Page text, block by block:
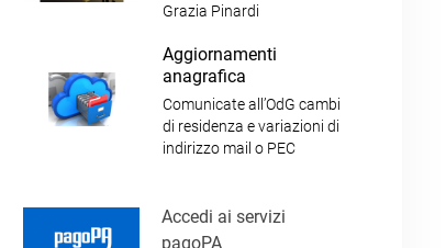
Grazia Pinardi
Aggiornamenti
anagrafica
Comunicate all’OdG cambi
di residenza e variazioni di
indirizzo mail o PEC
Accedi ai servizi
pagoPA